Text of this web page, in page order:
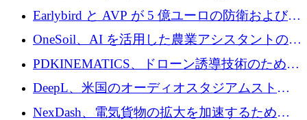
ユーロでMinisaを支援
Earlybird と AVP が 5 億ユーロの防衛および二
重用途の成長基金である E2D を立ち上げる
OneSoil、AI を活用した農業アシスタントの拡
大に​​ 100 万ユーロを確保
PDKINEMATICS、ドローン誘導技術のために
200 万ユーロを調達
DeepL、米国のオーディオスタジアムストリ
ーミング事業Mixhaloを買収
NexDash、電気貨物の拡大を加速するために